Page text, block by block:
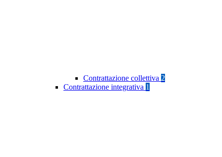
Contrattazione collettiva 2
Contrattazione integrativa 1